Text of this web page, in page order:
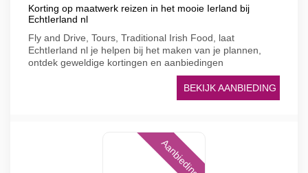
Korting op maatwerk reizen in het mooie Ierland bij
EchtIerland nl
Fly and Drive, Tours, Traditional Irish Food, laat
EchtIerland nl je helpen bij het maken van je plannen,
ontdek geweldige kortingen en aanbiedingen
BEKIJK AANBIEDING
Aanbieding